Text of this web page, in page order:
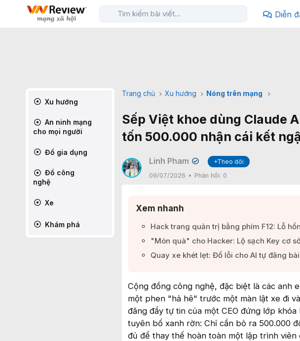
Diễn
Xu hướng
An ninh mạng
cho mọi người
Đồ gia dụng
Đồ công
nghệ
Xe
Khám phá
Trang chủ Xu hướng Nóng trên mạng
Sếp Việt khoe dùng Claude
tốn 500.000 nhận cái kết
Linh Pham ✔
+Theo dõi
09/07/2026
Phản hồi: 0
Xem nhanh
Hack trang quản trị bằng phím F12: Lỗ
"Món quà" cho Hacker: Lộ sạch Key cơ
Quay xe khét lẹt: Đổ lỗi cho AI tự đăng
Cộng đồng công nghệ, đặc biệt là các anh
một phen "hả hê" trước một màn lật xe đi
đăng đầy tự tin của một CEO đứng lớp
tuyên bố xanh rờn: Chỉ cần bỏ ra 500.000
đủ để thay thế hoàn toàn một lập trình